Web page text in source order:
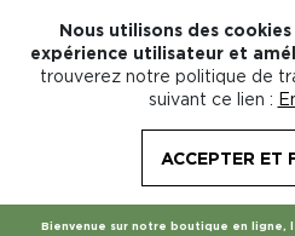
Nous utilisons des
expérience utilisateur et
trouverez notre politique de
suivant ce lien :
ACCEPTER ET
Bienvenue sur notre boutique en ligne,